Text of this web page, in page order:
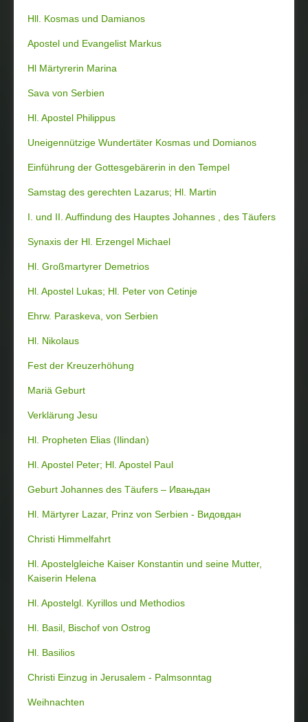
Hll. Kosmas und Damianos
Apostel und Evangelist Markus
Hl Märtyrerin Marina
Sava von Serbien
Hl. Apostel Philippus
Uneigennützige Wundertäter Kosmas und Domianos
Einführung der Gottesgebärerin in den Tempel
Samstag des gerechten Lazarus; Hl. Martin
I. und II. Auffindung des Hauptes Johannes , des Täufers
Synaxis der Hl. Erzengel Michael
Hl. Großmartyrer Demetrios
Hl. Apostel Lukas; Hl. Peter von Cetinje
Ehrw. Paraskeva, von Serbien
Hl. Nikolaus
Fest der Kreuzerhöhung
Mariä Geburt
Verklärung Jesu
Hl. Propheten Elias (Ilindan)
Hl. Apostel Peter; Hl. Apostel Paul
Geburt Johannes des Täufers – Ивањдан
Hl. Märtyrer Lazar, Prinz von Serbien - Видовдан
Christi Himmelfahrt
Hl. Apostelgleiche Kaiser Konstantin und seine Mutter,
Kaiserin Helena
Hl. Apostelgl. Kyrillos und Methodios
Hl. Basil, Bischof von Ostrog
Hl. Basilios
Christi Einzug in Jerusalem - Palmsonntag
Weihnachten